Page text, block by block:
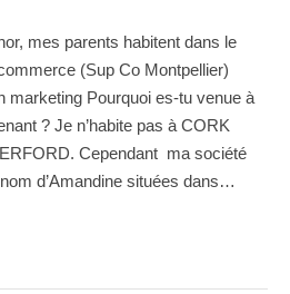
mes parents habitent dans le
(Sup Co Montpellier)
marketing Pourquoi es-tu venue à
? Je n’habite pas à CORK
Cependant ma société
d’Amandine situées dans…